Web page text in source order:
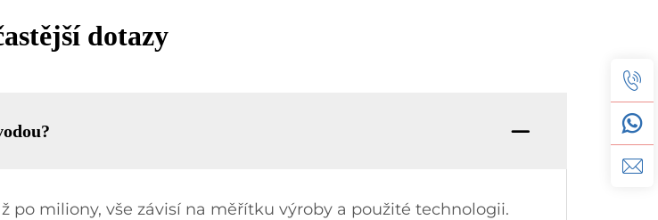
dotazy
po miliony, vše závisí na měřítku výroby a použité technologii.